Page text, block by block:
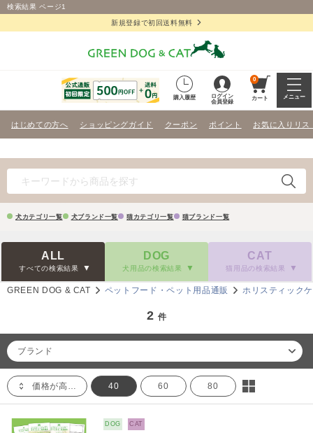
検索結果 ページ1
新規登録で初回送料無料
購入履歴
ログイン
会員登録
0
カート メニュー
はじめての方へ ショッピングガイド クーポン ポイント お気に入りリス
犬カテゴリ一覧 犬ブランド一覧 猫カテゴリ一覧 猫ブランド一覧
ALL
すべての検索結果
DOG
犬用品の検索結果
CAT
猫用品の検索結果
GREEN DOG & CAT ペットフード・ペット用品通販 ホリスティック
2 件
ブランド
価格が高い順 40 60 80
DOG CAT